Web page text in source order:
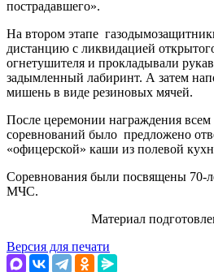
пострадавшего».
На втором этапе
дистанцию с ликвидацией
огнетушителя и прокладывали
задымленный лабиринт. А затем
мишень в виде резиновых мячей.
После церемонии награждения всем
соревнований было предложено
«офицерской» каши из полевой
Соревнования были посвящены
МЧС.
Материал
Версия для печати